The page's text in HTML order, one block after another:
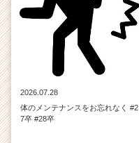
2026.07.28
体のメンテナンスをお忘れなく #2
7卒 #28卒